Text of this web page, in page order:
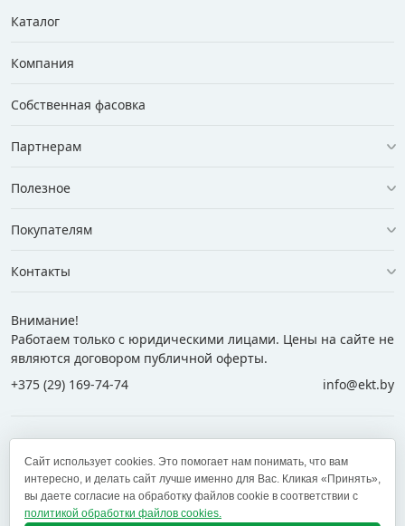
Каталог
Компания
Собственная фасовка
Партнерам
Полезное
Покупателям
Контакты
Внимание!
Работаем только с юридическими лицами. Цены на сайте не
являются договором публичной оферты.
+375 (29) 169-74-74
info@ekt.by
+375 (17) 269-74-74
zakaz@ekt.by
Оставить отзыв
Сайт использует cookies. Это помогает нам понимать, что вам
интересно, и делать сайт лучше именно для Вас. Кликая «Принять»,
вы даете согласие на обработку файлов cookie в соответствии с
политикой обработки файлов cookies.